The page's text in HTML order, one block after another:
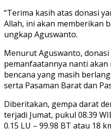
“Terima kasih atas donasi
Allah, ini akan memberikan
ungkap Aguswanto.
Menurut Aguswanto,
pemanfaatannya nanti
bencana yang masih
serta Pasaman Barat dan
Diberitakan, gempa darat
terjadi Jumat, pukul 08.39
0.15 LU – 99.98 BT atau 18